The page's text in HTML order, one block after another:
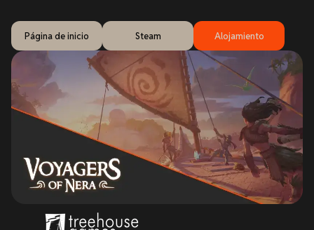
Página de inicio Steam Alojamiento